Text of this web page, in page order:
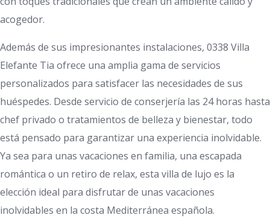
acogedor.
Además de sus impresionantes instalaciones, 0338 Villa
Elefante Tia ofrece una amplia gama de servicios
personalizados para satisfacer las necesidades de sus
huéspedes. Desde servicio de conserjería las 24 horas hasta
chef privado o tratamientos de belleza y bienestar, todo
está pensado para garantizar una experiencia inolvidable.
Ya sea para unas vacaciones en familia, una escapada
romántica o un retiro de relax, esta villa de lujo es la
elección ideal para disfrutar de unas vacaciones
inolvidables en la costa Mediterránea española.